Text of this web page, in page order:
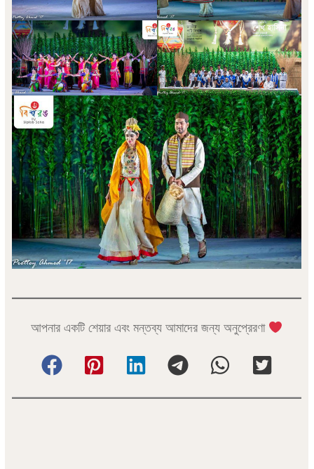
আপনার একটি শেয়ার এবং মন্তব্য আমাদের জন্য অনুপ্রেরণা